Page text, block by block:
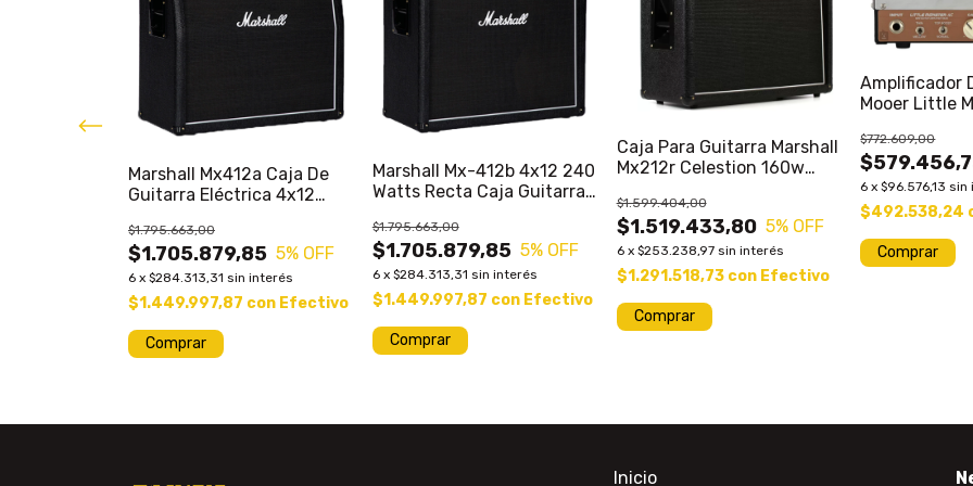
Marshall Mx412a Caja De
Guitarra Eléctrica 4x12
$1.705.879,85
$1.795.663,00
5% OFF
6 x $284.313,31 sin interés
$1.449.997,87 con Efectivo
Comprar
Marshall Mx-412b 4x12 240
Watts Recta Caja Guitarra
$1.705.879,85
$1.795.663,00
5% OFF
6 x $284.313,31 sin interés
$1.449.997,87 con Efectivo
Comprar
Caja Para Guitarra Marshall
Mx212r Celestion 160w
$1.519.433,80
$1.599.404,00
5% OFF
6 x $253.238,97 sin interés
$1.291.518,73 con Efectivo
Comprar
Amplificador
Mooer Little
$772.609,00
6 x$96.576,13 sin
$492.538,24
Inicio